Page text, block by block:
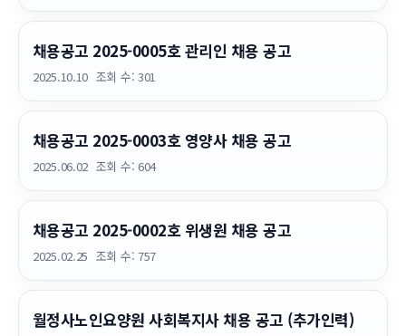
채용공고 2025-0005호 관리인 채용 공고
2025.10.10 조회 수: 301
채용공고 2025-0003호 영양사 채용 공고
2025.06.02 조회 수: 604
채용공고 2025-0002호 위생원 채용 공고
2025.02.25 조회 수: 757
월정사노인요양원 사회복지사 채용 공고 (추가인력)